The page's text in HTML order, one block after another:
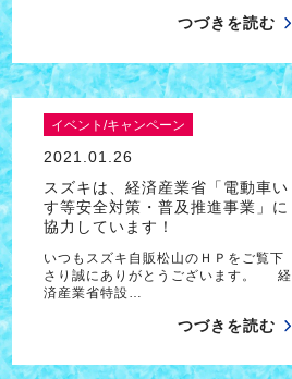
つづきを読む
イベント/キャンペーン
2021.01.26
スズキは、経済産業省「電動車い
す等安全対策・普及推進事業」に
協力しています！
いつもスズキ自販松山のＨＰをご覧下
さり誠にありがとうございます。 経
済産業省特設…
つづきを読む